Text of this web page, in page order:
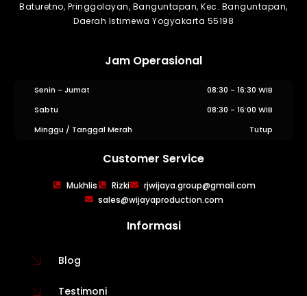
WIJAYA PRODUCTION
Baturetno, Pringgolayan, Banguntapan, Kec. Banguntapan,
Daerah Istimewa Yogyakarta 55198
Jam Operasional
Senin - Jumat
08:30 - 16:30 WIB
Sabtu
08:30 - 16:00 WIB
Minggu / Tanggal Merah
Tutup
Customer Service
Mukhlis Rizki
rjwijaya.group@gmail.com
sales@wijayaproduction.com
Informasi
Blog
Testimoni